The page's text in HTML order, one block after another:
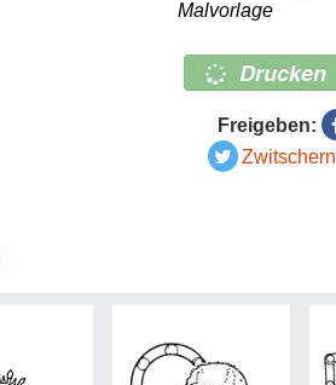
Malvorlage
Drucken
Freigeben:
Zwitschern